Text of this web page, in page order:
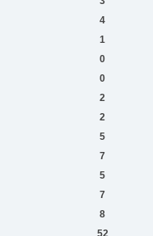
4
1
0
0
2
2
5
7
5
7
8
52